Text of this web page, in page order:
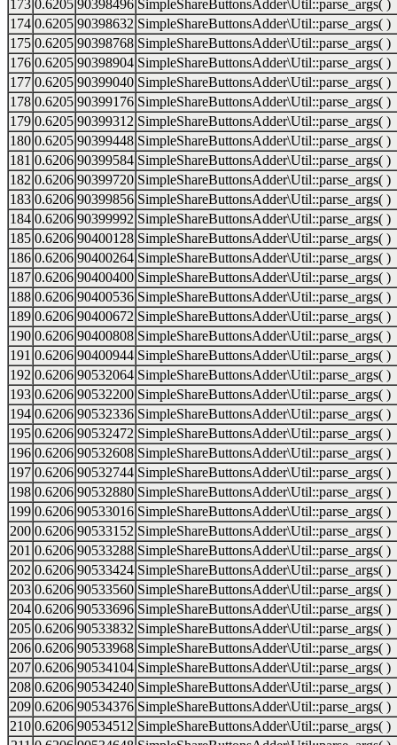
173 0.6205 90398496 SimpleShareButtonsAdder\Util::parse_args( )
174 0.6205 90398632 SimpleShareButtonsAdder\Util::parse_args( )
175 0.6205 90398768 SimpleShareButtonsAdder\Util::parse_args( )
176 0.6205 90398904 SimpleShareButtonsAdder\Util::parse_args( )
177 0.6205 90399040 SimpleShareButtonsAdder\Util::parse_args( )
178 0.6205 90399176 SimpleShareButtonsAdder\Util::parse_args( )
179 0.6205 90399312 SimpleShareButtonsAdder\Util::parse_args( )
180 0.6205 90399448 SimpleShareButtonsAdder\Util::parse_args( )
181 0.6206 90399584 SimpleShareButtonsAdder\Util::parse_args( )
182 0.6206 90399720 SimpleShareButtonsAdder\Util::parse_args( )
183 0.6206 90399856 SimpleShareButtonsAdder\Util::parse_args( )
184 0.6206 90399992 SimpleShareButtonsAdder\Util::parse_args( )
185 0.6206 90400128 SimpleShareButtonsAdder\Util::parse_args( )
186 0.6206 90400264 SimpleShareButtonsAdder\Util::parse_args( )
187 0.6206 90400400 SimpleShareButtonsAdder\Util::parse_args( )
188 0.6206 90400536 SimpleShareButtonsAdder\Util::parse_args( )
189 0.6206 90400672 SimpleShareButtonsAdder\Util::parse_args( )
190 0.6206 90400808 SimpleShareButtonsAdder\Util::parse_args( )
191 0.6206 90400944 SimpleShareButtonsAdder\Util::parse_args( )
192 0.6206 90532064 SimpleShareButtonsAdder\Util::parse_args( )
193 0.6206 90532200 SimpleShareButtonsAdder\Util::parse_args( )
194 0.6206 90532336 SimpleShareButtonsAdder\Util::parse_args( )
195 0.6206 90532472 SimpleShareButtonsAdder\Util::parse_args( )
196 0.6206 90532608 SimpleShareButtonsAdder\Util::parse_args( )
197 0.6206 90532744 SimpleShareButtonsAdder\Util::parse_args( )
198 0.6206 90532880 SimpleShareButtonsAdder\Util::parse_args( )
199 0.6206 90533016 SimpleShareButtonsAdder\Util::parse_args( )
200 0.6206 90533152 SimpleShareButtonsAdder\Util::parse_args( )
201 0.6206 90533288 SimpleShareButtonsAdder\Util::parse_args( )
202 0.6206 90533424 SimpleShareButtonsAdder\Util::parse_args( )
203 0.6206 90533560 SimpleShareButtonsAdder\Util::parse_args( )
204 0.6206 90533696 SimpleShareButtonsAdder\Util::parse_args( )
205 0.6206 90533832 SimpleShareButtonsAdder\Util::parse_args( )
206 0.6206 90533968 SimpleShareButtonsAdder\Util::parse_args( )
207 0.6206 90534104 SimpleShareButtonsAdder\Util::parse_args( )
208 0.6206 90534240 SimpleShareButtonsAdder\Util::parse_args( )
209 0.6206 90534376 SimpleShareButtonsAdder\Util::parse_args( )
210 0.6206 90534512 SimpleShareButtonsAdder\Util::parse_args( )